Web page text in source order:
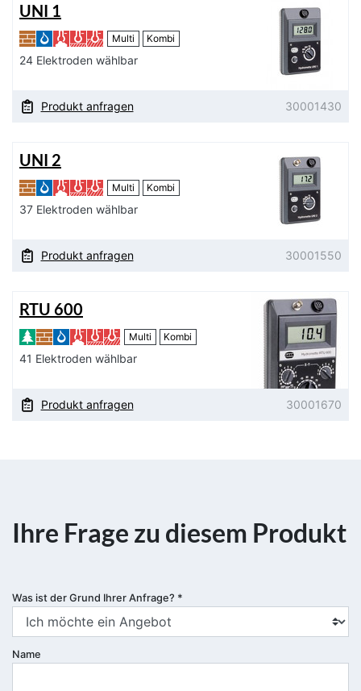
UNI 1
Multi Kombi
24 Elektroden wählbar
Produkt anfragen 30001430
UNI 2
Multi Kombi
37 Elektroden wählbar
Produkt anfragen 30001550
RTU 600
Multi Kombi
41 Elektroden wählbar
Produkt anfragen 30001670
Ihre Frage zu diesem Produkt
Was ist der Grund Ihrer Anfrage? *
Name